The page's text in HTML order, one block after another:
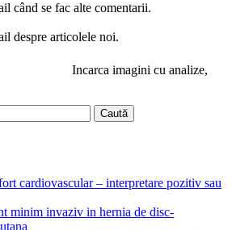
când se fac alte comentarii.
despre articolele noi.
Incarca imagini cu analize,
cardiovascular – interpretare pozitiv sau
minim invaziv in hernia de disc-